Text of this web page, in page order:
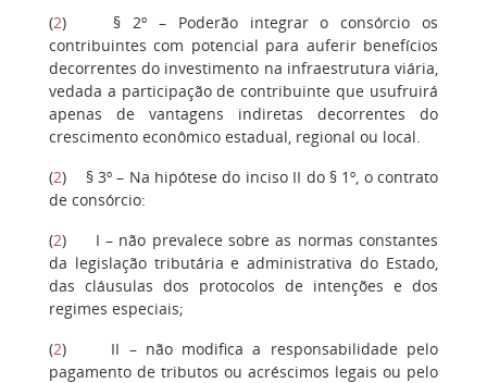
(2) § 2º – Poderão integrar o consórcio os
contribuintes com potencial para auferir benefícios
decorrentes do investimento na infraestrutura viária,
vedada a participação de contribuinte que usufruirá
apenas de vantagens indiretas decorrentes do
crescimento econômico estadual, regional ou local.
(2) § 3º – Na hipótese do inciso II do § 1º, o contrato
de consórcio:
(2) I – não prevalece sobre as normas constantes
da legislação tributária e administrativa do Estado,
das cláusulas dos protocolos de intenções e dos
regimes especiais;
(2) II – não modifica a responsabilidade pelo
pagamento de tributos ou acréscimos legais ou pelo